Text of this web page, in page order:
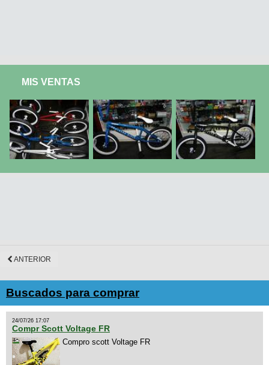
MIS VENTAS
ANTERIOR
Buscados para comprar
24/07/26 17:07
Compr Scott Voltage FR
Compro scott Voltage FR